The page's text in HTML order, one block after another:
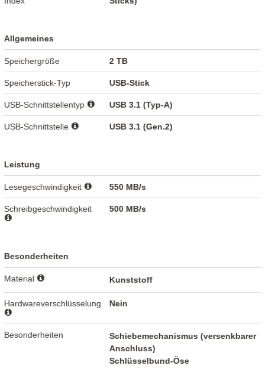
Allgemeines
Speichergröße 2 TB
Speicherstick-Typ USB-Stick
USB-Schnittstellentyp USB 3.1 (Typ-A)
USB-Schnittstelle USB 3.1 (Gen.2)
Leistung
Lesegeschwindigkeit 550 MB/s
Schreibgeschwindigkeit 500 MB/s
Besonderheiten
Material Kunststoff
Hardwareverschlüsselung Nein
Besonderheiten
Schiebemechanismus (versenkbarer
Anschluss)
Schlüsselbund-Öse